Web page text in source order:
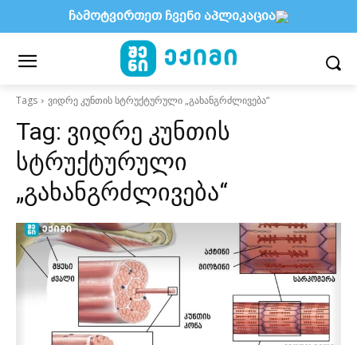
Tags ვიდრე კუნთის სტრუქტურული „გახანგრძლივება“
Tag: ვიდრე კუნთის
სტრუქტურული
„გახანგრძლივება“
ჩამოტვირთეთ ჩვენი აპლიკაცია